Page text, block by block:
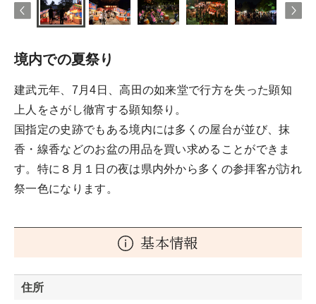
境内での夏祭り
建武元年、7月4日、高田の如来堂で行方を失った顕知
上人をさがし徹宵する顕知祭り。
国指定の史跡でもある境内には多くの屋台が並び、抹
香・線香などのお盆の用品を買い求めることができま
す。特に８月１日の夜は県内外から多くの参拝客が訪れ
祭一色になります。
基本情報
住所